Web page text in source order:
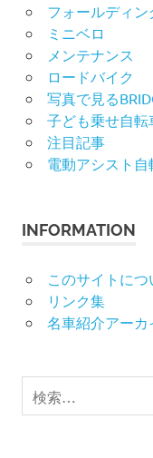
フォールディン
ミニベロ
メンテナンス
ロードバイク
写真で見る
子ども乗せ自転
注目記事
電動アシスト自
INFORMATION
このサイトにつ
リンク集
名車紹介アーカ
検
索